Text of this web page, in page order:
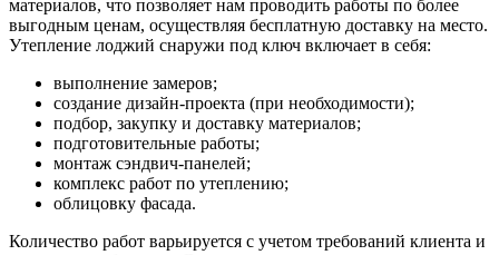
материалов, что позволяет нам проводить работы по более
выгодным ценам, осуществляя бесплатную доставку на место.
Утепление лоджий снаружи под ключ включает в себя:
выполнение замеров;
создание дизайн-проекта (при необходимости);
подбор, закупку и доставку материалов;
подготовительные работы;
монтаж сэндвич-панелей;
комплекс работ по утеплению;
облицовку фасада.
Количество работ варьируется с учетом требований клиента и